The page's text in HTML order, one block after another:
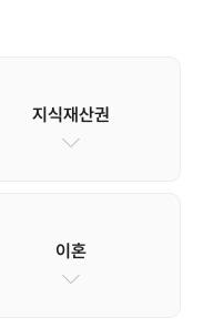
지식재산권
이혼